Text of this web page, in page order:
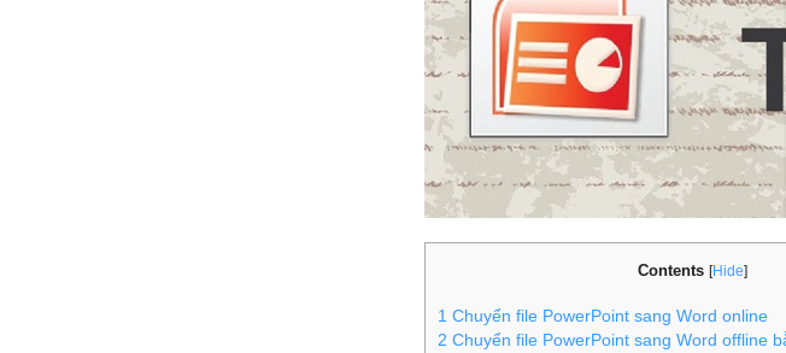
Contents [Hide]
1 Chuyển file PowerPoint sang Word online
2 Chuyển file PowerPoint sang Word offline